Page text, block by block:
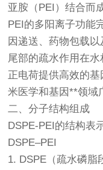
亚胺（PEI）结合而
PEI的多阳离子功能
因递送、药物包载
尾部的疏水作用在
正电荷提供高效的
米医学和基因**领域
二、分子结构组成
DSPE-PEI的结构表
DSPE–PEI
1. DSPE（疏水磷脂